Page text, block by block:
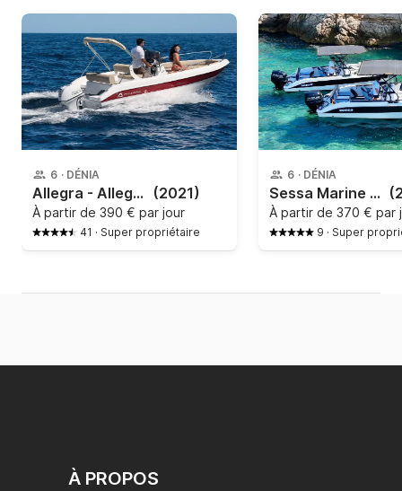
6 · DÉNIA
Allegra - Allegra18open (2021)
À partir de 390 € par jour
41 · Super propriétaire
6 · DÉNIA
Sessa Marine - Key Largo
À partir de 370 € par
9 · Super
À PROPOS